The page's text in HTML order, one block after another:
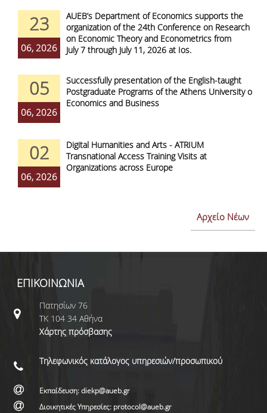
23
06, 2026
AUEB’s Department of Economics supports the
organization of the 24th Conference on Research
on Economic Theory and Econometrics from
July 7 through July 11, 2026 at Ios.
05
06, 2026
Successfully presentation of the English-taught
Postgraduate Programs of the Athens University of
Economics and Business
02
06, 2026
Digital Humanities and Arts - ATRIUM
Transnational Access Training Visits at
Organizations across Europe
Αρχείο Νέων
ΕΠΙΚΟΙΝΩΝΙΑ
Πατησίων 76
ΤΚ 104 34 Αθήνα
Χάρτης πρόσβασης
Τηλεφωνικός κατάλογος υπηρεσιών/προσωπικού
Εκπαίδευση: diekp@aueb.gr
Διοικητικές Υπηρεσίες: protocol@aueb.gr